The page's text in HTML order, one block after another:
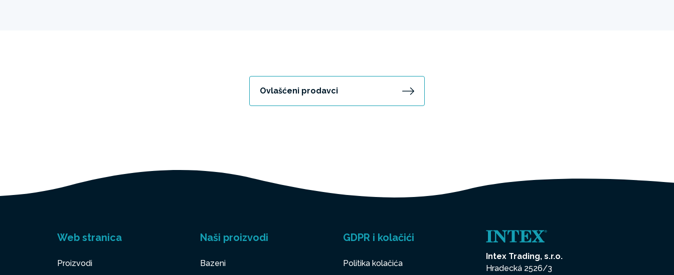
Ovlašćeni prodavci
Web stranica
Proizvodi
Naši proizvodi
Bazeni
GDPR i kolačići
Politika kolačića
Intex Trading, s.r.o.
Hradecká 2526/3